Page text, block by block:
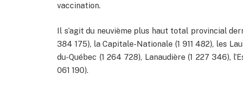
vaccination.
Il s’agit du neuvième plus haut total provincial
384 175), la Capitale-Nationale (1 911 482), les
du-Québec (1 264 728), Lanaudière (1 227 346),
061 190).